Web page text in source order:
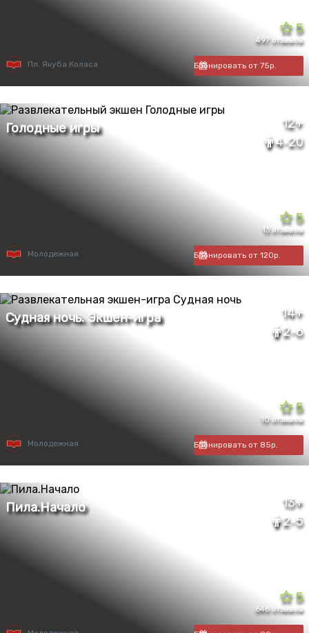
5
497 отзывов
Пл. Якуба Коласа Бронировать от 75р.
12+
4-20
5
13 отзывов
Молодежная Бронировать от 120р.
14+
2-6
5
10 отзывов
Молодежная Бронировать от 85р.
13+
2-5
5
646 отзывов